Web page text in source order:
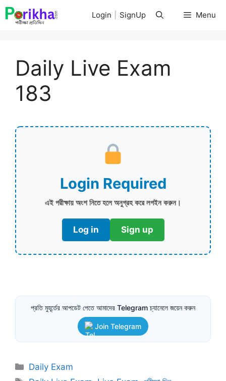
Skip
to
Menu
Login SignUp
Daily Live Exam
183
Login Required
এই পরীক্ষায় অংশ নিতে হলে অনুগ্রহ করে লগইন করুন।
Log in Sign up
প্রতি মুহূর্তের আপডেট পেতে আমাদের Telegram চ্যানেলে জয়েন করুন
Join Telegram
Categories
Daily Exam